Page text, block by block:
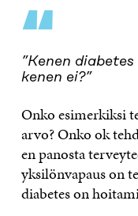
“
”Kenen
kenen ei?”
Onko esimerkiksi
arvo? Onko ok
en panosta
yksilönvapaus on
diabetes on